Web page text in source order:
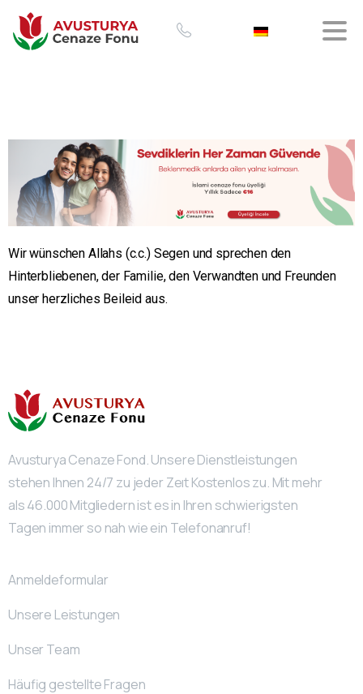
Wir wünschen Allahs (c.c.) Segen und sprechen den
Hinterbliebenen, der Familie, den Verwandten und Freunden
unser herzliches Beileid aus.
Avusturya Cenaze Fond. Unsere Dienstleistungen
stehen Ihnen 24/7 zu jeder Zeıt Kostenlos zu. Mit mehr
als 46.000 Mitgliedern ist es in Ihren schwierigsten
Tagen immer so nah wie ein Telefonanruf!
Anmeldeformular
Unsere Leistungen
Unser Team
Häufig gestellte Fragen